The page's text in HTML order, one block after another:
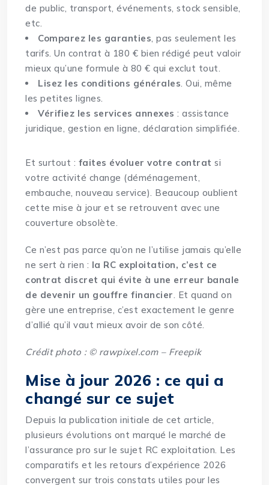
de public, transport, événements, stock sensible,
etc.
Comparez les garanties, pas seulement les
tarifs. Un contrat à 180 € bien rédigé peut valoir
mieux qu’une formule à 80 € qui exclut tout.
Lisez les conditions générales. Oui, même
les petites lignes.
Vérifiez les services annexes : assistance
juridique, gestion en ligne, déclaration simplifiée.
Et surtout : faites évoluer votre contrat si
votre activité change (déménagement,
embauche, nouveau service). Beaucoup oublient
cette mise à jour et se retrouvent avec une
couverture obsolète.
Ce n’est pas parce qu’on ne l’utilise jamais qu’elle
ne sert à rien : la RC exploitation, c’est ce
contrat discret qui évite à une erreur banale
de devenir un gouffre financier. Et quand on
gère une entreprise, c’est exactement le genre
d’allié qu’il vaut mieux avoir de son côté.
Crédit photo : © rawpixel.com – Freepik
Mise à jour 2026 : ce qui a
changé sur ce sujet
Depuis la publication initiale de cet article,
plusieurs évolutions ont marqué le marché de
l’assurance pro sur le sujet RC exploitation. Les
comparatifs et les retours d’expérience 2026
convergent sur trois constats utiles pour les